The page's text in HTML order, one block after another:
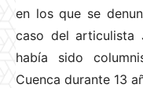
en los que se
caso del articulista
había sido
Cuenca durante 13